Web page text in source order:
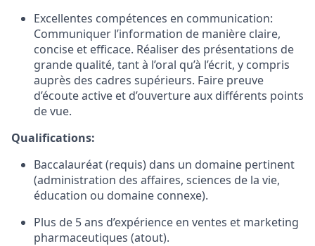
Excellentes compétences en communication:
Communiquer l’information de manière claire,
concise et efficace. Réaliser des présentations de
grande qualité, tant à l’oral qu’à l’écrit, y compris
auprès des cadres supérieurs. Faire preuve
d’écoute active et d’ouverture aux différents points
de vue.
Qualifications:
Baccalauréat (requis) dans un domaine pertinent
(administration des affaires, sciences de la vie,
éducation ou domaine connexe).
Plus de 5 ans d’expérience en ventes et marketing
pharmaceutiques (atout).